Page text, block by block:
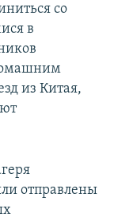
со
в
из Китая,
отправлены